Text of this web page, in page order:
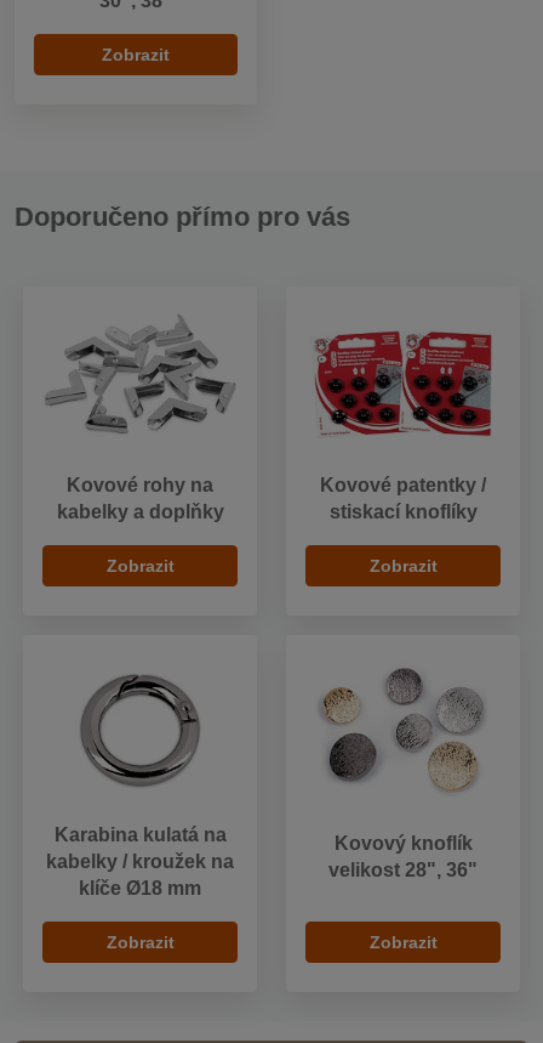
Zobrazit
Doporučeno přímo pro vás
Kovové rohy na
kabelky a doplňky
Zobrazit
Kovové patentky /
stiskací knoflíky
Zobrazit
Karabina kulatá na
kabelky / kroužek na
klíče Ø18 mm
Zobrazit
Kovový knoflík
velikost 28", 36"
Zobrazit